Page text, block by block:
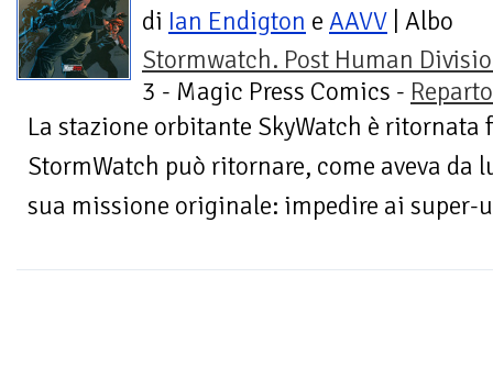
di Ian Endigton e AAVV | Albo
Stormwatch. Post Human
3 - Magic Press Comics -
La stazione orbitante SkyWatch è
StormWatch può ritornare, come aveva
sua missione originale: impedire ai super-